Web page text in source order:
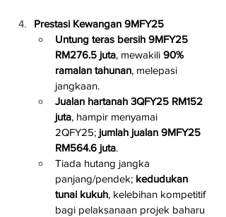
Prestasi Kewangan 9MFY25
Untung teras bersih 9MFY25
RM276.5 juta, mewakili 90%
ramalan tahunan, melepasi
jangkaan.
Jualan hartanah 3QFY25 RM152
juta, hampir menyamai
2QFY25; jumlah jualan 9MFY25
RM564.6 juta.
Tiada hutang jangka
panjang/pendek; kedudukan
tunai kukuh, kelebihan kompetitif
bagi pelaksanaan projek baharu